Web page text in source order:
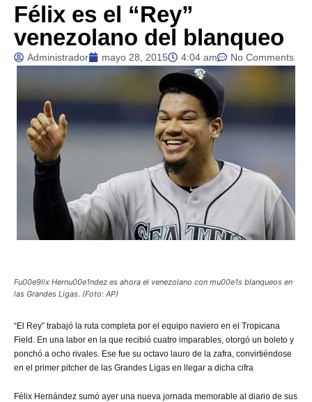
Félix es el “Rey”
venezolano del blanqueo
Administrador mayo 28, 2015 4:04 am No Comments
Fu00e9lix Hernu00e1ndez es ahora el venezolano con mu00e1s blanqueos en
las Grandes Ligas. (Foto: AP)
“El Rey” trabajó la ruta completa por el equipo naviero en el Tropicana
Field. En una labor en la que recibió cuatro imparables, otorgó un boleto y
ponchó a ocho rivales. Ese fue su octavo lauro de la zafra, convirtiéndose
en el primer pitcher de las Grandes Ligas en llegar a dicha cifra
Félix Hernández sumó ayer una nueva jornada memorable al diario de sus